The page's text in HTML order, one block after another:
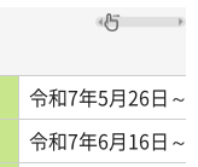
令和7年5月26日～
令和7年6月16日～